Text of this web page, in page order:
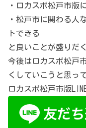
・ロカスポ松戸市版
・松戸市に関わる人
トできる
と良いことが盛りだ
今後はロカスポ松戸
くしていこうと思っ
ロカスポ松戸市版